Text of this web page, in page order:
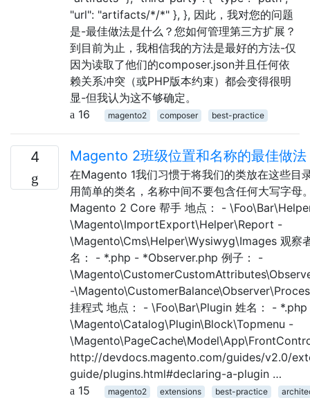
"url": "artifacts/*/*" }, }, 因此，我对您的问题
是-最佳做法是什么？您如何管理第三方扩展？
到目前为止，我相信我的方法是最好的方法-仅
因为读取了他们的composer.json并且任何依
赖关系冲突（或PHP版本约束）都会变得很明
显-但我认为这不够确定。
16
magento2 composer best-practice
4 Magento 2班级位置和名称的最佳做法
在Magento 1我们习惯于将我们的类放在这些目
用简单的类名，名称中间不要包含任何大写字母
Magento 2 Core 帮手 地点： -
\Magento\ImportExport\Helper\Report -
\Magento\Cms\Helper\Wysiwyg\Images 观察
名： - *.php - *Observer.php 例子： -
-
挂程式 地点： - \Foo\Bar\Plugin 姓名： -
\Magento\Catalog\Plugin\Block\Topmenu -
http://devdocs.magento.com/guides/v2.0/
guide/plugins.html#declaring-a-plugin …
15
magento2 extensions best-practice